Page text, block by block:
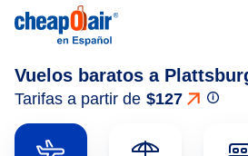
Vuelos baratos a
Tarifas a partir de $127